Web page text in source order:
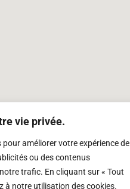
vie privée.
améliorer votre expérience de
ou des contenus
trafic. En cliquant sur « Tout
à notre utilisation des cookies.